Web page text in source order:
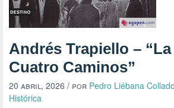
Andrés Trapiello –
Cuatro Caminos”
20 abril, 2026 / por Pedro Liébana Collado
Histórica